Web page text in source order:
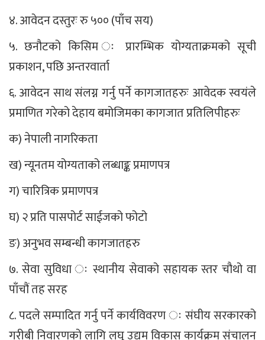
४. आवेदन दस्तुरः रु ५०० (पाँच सय)
५. छनौटको किसिम ः प्रारम्भिक योग्यताक्रमको सूची
प्रकाशन, पछि अन्तरवार्ता
६. आवेदन साथ संलग्न गर्नु पर्ने कागजातहरुः आवेदक स्वयंले
प्रमाणित गरेको देहाय बमोजिमका कागजात प्रतिलिपीहरुः
क) नेपाली नागरिकता
ख) न्यूनतम योग्यताको लब्धाङ्क प्रमाणपत्र
ग) चारित्रिक प्रमाणपत्र
घ) २ प्रति पासपोर्ट साईजको फोटो
ङ) अनुभव सम्बन्धी कागजातहरु
७. सेवा सुविधा ः स्थानीय सेवाको सहायक स्तर चौथो वा
पाँचौं तह सरह
८. पदले सम्पादित गर्नु पर्ने कार्यविवरण ः संघीय सरकारको
गरीबी निवारणको लागि लघु उद्यम विकास कार्यक्रम संचालन